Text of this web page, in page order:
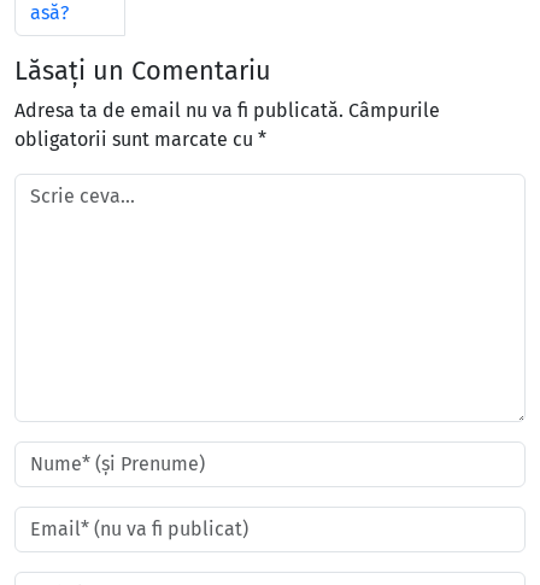
asă?
Lăsați un Comentariu
Adresa ta de email nu va fi publicată. Câmpurile
obligatorii sunt marcate cu *